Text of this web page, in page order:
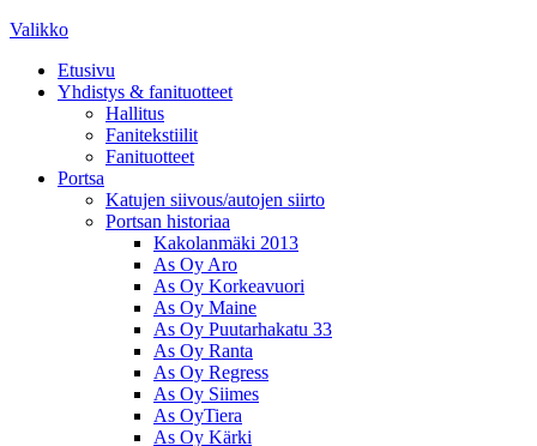
Valikko
Etusivu
Yhdistys & fanituotteet
Hallitus
Fanitekstiilit
Fanituotteet
Portsa
Katujen siivous/autojen siirto
Portsan historiaa
Kakolanmäki 2013
As Oy Aro
As Oy Korkeavuori
As Oy Maine
As Oy Puutarhakatu 33
As Oy Ranta
As Oy Regress
As Oy Siimes
As OyTiera
As Oy Kärki